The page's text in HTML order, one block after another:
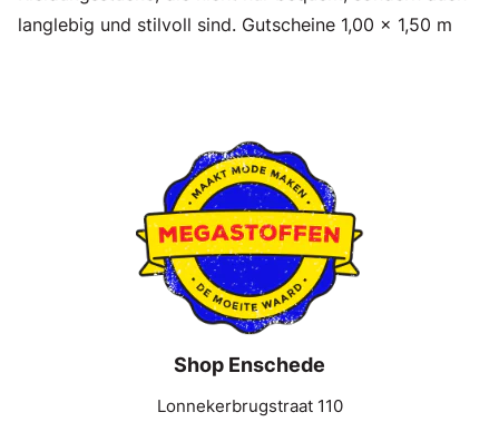
langlebig und stilvoll sind. Gutscheine 1,00 x 1,50 m
Shop Enschede
Lonnekerbrugstraat 110